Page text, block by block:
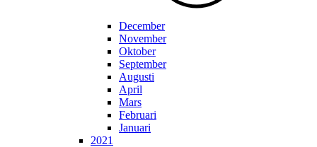
December
November
Oktober
September
Augusti
April
Mars
Februari
Januari
2021